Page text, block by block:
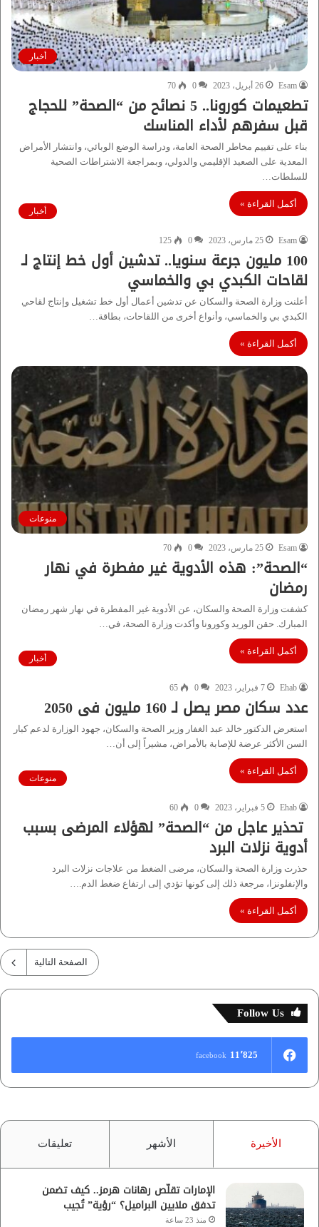
أخبار
Esam 26 أبريل، 2023 0
70
تطعيمات كورونا.. 5 نصائح من “الصحة” للحجاج
قبل سفرهم لأداء المناسك
بناء على تقييم مخاطر الصحة العامة، ودراسة الوضع الوبائي، وانتشار الأمراض
المعدية على الصعيد الإقليمي والدولي، وبمراجعة الاشتراطات الصحية
للسلطات…
أكمل القراءة »
أخبار
Esam 25 مارس، 2023 0
125
100 مليون جرعة سنويا.. تدشين أول خط إنتاج لـ
لقاحات الكبدي بي والخماسي
أعلنت وزارة الصحة والسكان عن تدشين أعمال أول خط تشغيل وإنتاج لقاحي
الكبدي بي والخماسي، وأنواع أخرى من اللقاحات، بطاقة…
أكمل القراءة »
منوعات
Esam 25 مارس، 2023 0
70
“الصحة”: هذه الأدوية غير مفطرة في نهار
رمضان
كشفت وزارة الصحة والسكان، عن الأدوية غير المفطرة في نهار شهر رمضان
المبارك. حقن الوريد وكورونا وأكدت وزارة الصحة، في…
أكمل القراءة »
أخبار
Ehab 7 فبراير، 2023 0
65
عدد سكان مصر يصل لـ 160 مليون فى 2050
استعرض الدكتور خالد عبد الغفار وزير الصحة والسكان، جهود الوزارة لدعم كبار
السن الأكثر عرضة للإصابة بالأمراض، مشيراً إلى أن…
أكمل القراءة »
منوعات
Ehab 5 فبراير، 2023 0
60
تحذير عاجل من “الصحة” لهؤلاء المرضى بسبب
أدوية نزلات البرد
حذرت وزارة الصحة والسكان، مرضى الضغط من علاجات نزلات البرد
والإنفلونزا، مرجعة ذلك إلى كونها تؤدي إلى ارتفاع ضغط الدم.…
أكمل القراءة »
الصفحة التالية
Follow Us
11٬825 facebook
الأخيرة الأشهر تعليقات
الإمارات تقلّص رهانات هرمز.. كيف تضمن
تدفق ملايين البراميل؟ “رؤية” تُجيب
منذ 23 ساعة